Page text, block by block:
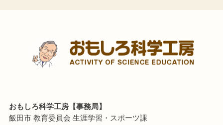
おもしろ科学工房【事務局】
飯田市 教育委員会 生涯学習・スポーツ課